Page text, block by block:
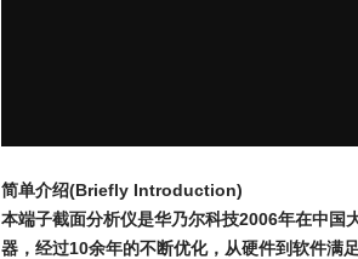
简单介绍(Briefly Introduction)
本端子截面分析仪是华乃尔科技2006年在中国
器，经过10余年的不断优化，从硬件到软件满